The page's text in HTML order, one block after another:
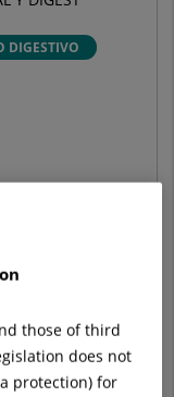
DIGESTIVO
hospitales:
those of third
does not
protection) for